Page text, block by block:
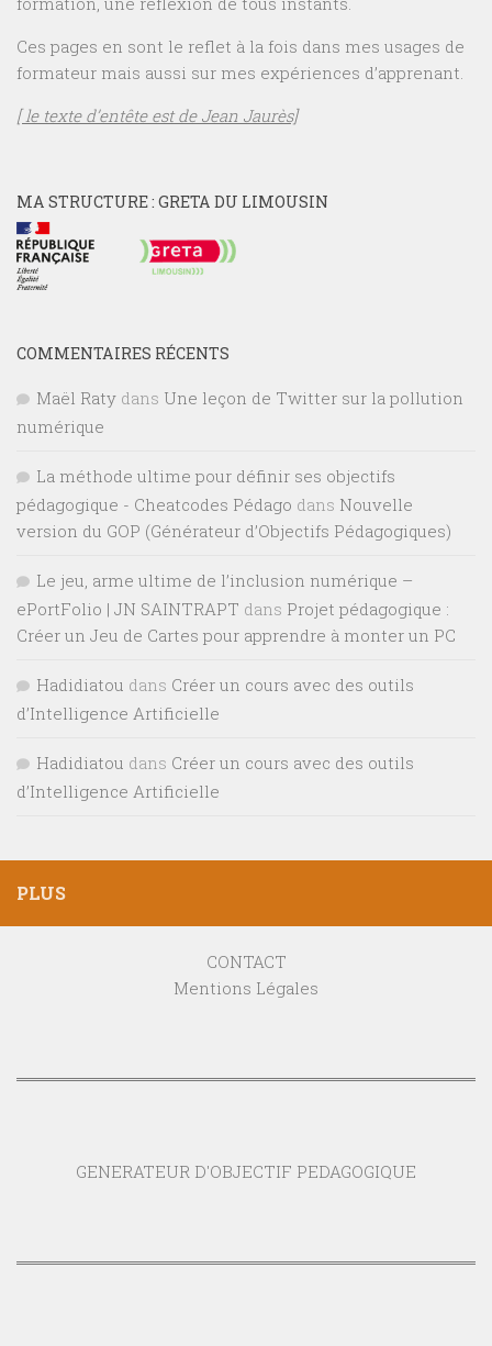
Ces pages en sont le reflet à la fois dans mes usages de
formateur mais aussi sur mes expériences d’apprenant.
[ le texte d’entête est de Jean Jaurès]
MA STRUCTURE : GRETA DU LIMOUSIN
COMMENTAIRES RÉCENTS
Maël Raty dans Une leçon de Twitter sur la pollution
numérique
La méthode ultime pour définir ses objectifs
pédagogique - Cheatcodes Pédago dans Nouvelle
version du GOP (Générateur d’Objectifs Pédagogiques)
Le jeu, arme ultime de l’inclusion numérique –
ePortFolio | JN SAINTRAPT dans Projet pédagogique :
Créer un Jeu de Cartes pour apprendre à monter un PC
Hadidiatou dans Créer un cours avec des outils
d’Intelligence Artificielle
Hadidiatou dans Créer un cours avec des outils
d’Intelligence Artificielle
PLUS
CONTACT
Mentions Légales
GENERATEUR D'OBJECTIF PEDAGOGIQUE